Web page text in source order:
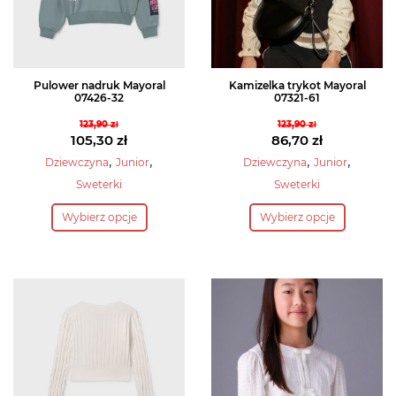
stronie
produktu
stronie
produktu
Pulower nadruk Mayoral
07426-32
123,90zł
Pierwotna
cena
wynosiła:
105,30 zł
Aktualna
cena
105,30 zł.
Dziewczyna, Junior,
Sweterki
Wybierz opcje
Ten
produkt
Opcje
można
wybrać
na
Kamizelka trykot Mayoral
07321-61
123,90zł
Pierwotna
cena
wynosiła:
86,70 zł
Aktualna
cena
86,70 zł.
Dziewczyna, Junior,
Sweterki
Wybierz opcje
Ten
produkt
wariantów.
Opcje
można
wybrać
na